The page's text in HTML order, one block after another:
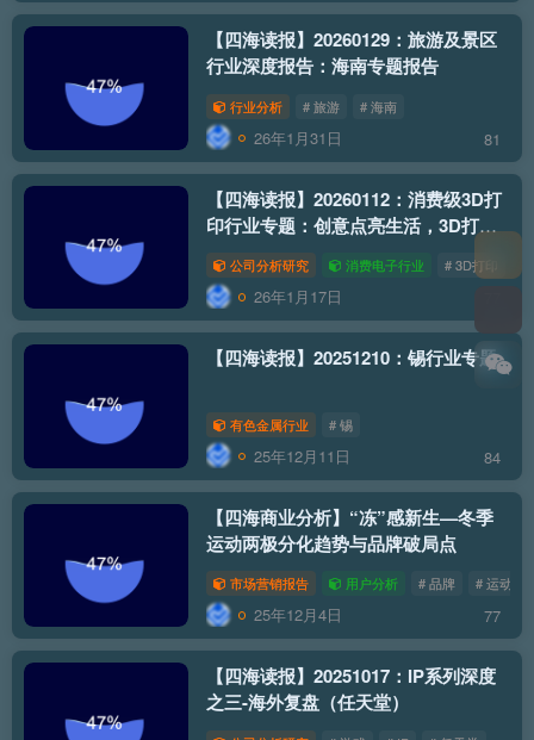
【四海读报】20260129：旅游及景区
行业深度报告：海南专题报告
行业分析 # 旅游 # 海南
26年1月31日 81
【四海读报】20260112：消费级3D打
印行业专题：创意点亮生活，3D打印
公司分析研究 消费电子行业 # 3D打印
26年1月17日
【四海读报】20251210：锡行业专题
有色金属行业 # 锡
25年12月11日 84
【四海商业分析】“冻”感新生—冬季
运动两极分化趋势与品牌破局点
市场营销报告 用户分析 # 品牌 # 运动
25年12月4日 77
【四海读报】20251017：IP系列深度
之三-海外复盘（任天堂）